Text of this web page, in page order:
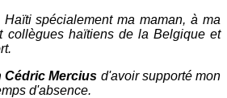
spécialement ma maman, à ma
collègues haïtiens de la Belgique et
Mercius d'avoir supporté mon
d'absence.